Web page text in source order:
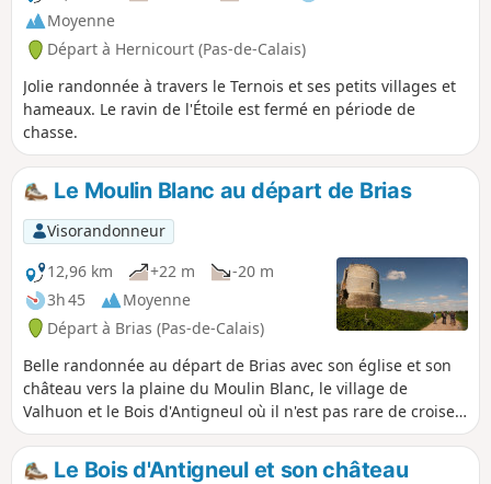
Moyenne
Départ à Hernicourt (Pas-de-Calais)
Jolie randonnée à travers le Ternois et ses petits villages et
hameaux. Le ravin de l'Étoile est fermé en période de
chasse.
Le Moulin Blanc au départ de Brias
Visorandonneur
12,96 km
+22 m
-20 m
3h 45
Moyenne
Départ à Brias (Pas-de-Calais)
Belle randonnée au départ de Brias avec son église et son
château vers la plaine du Moulin Blanc, le village de
Valhuon et le Bois d'Antigneul où il n'est pas rare de croiser
quelques chevreuils. Ce circuit est balisé Jaune sur une
grande partie et assez facile à suivre et sans difficulté.
Le Bois d'Antigneul et son château